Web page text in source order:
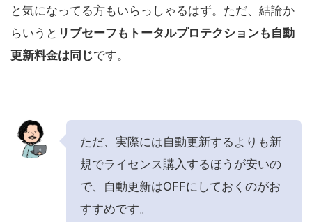
と気になってる方もいらっしゃるはず。ただ、結論か
らいうと リブセーフもトータルプロテクションも自動
更新料金は同じです。
ただ、実際には自動更新するよりも新
規でライセンス購入するほうが安いの
で、自動更新はOFFにしておくのがお
すすめです。